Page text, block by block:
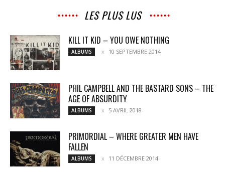
LES PLUS LUS
KILL IT KID – YOU OWE NOTHING
ALBUMS 10 SEPTEMBRE 2014
PHIL CAMPBELL AND THE BASTARD SONS – THE
AGE OF ABSURDITY
ALBUMS 5 AVRIL 2018
PRIMORDIAL – WHERE GREATER MEN HAVE
FALLEN
ALBUMS 11 DÉCEMBRE 2014